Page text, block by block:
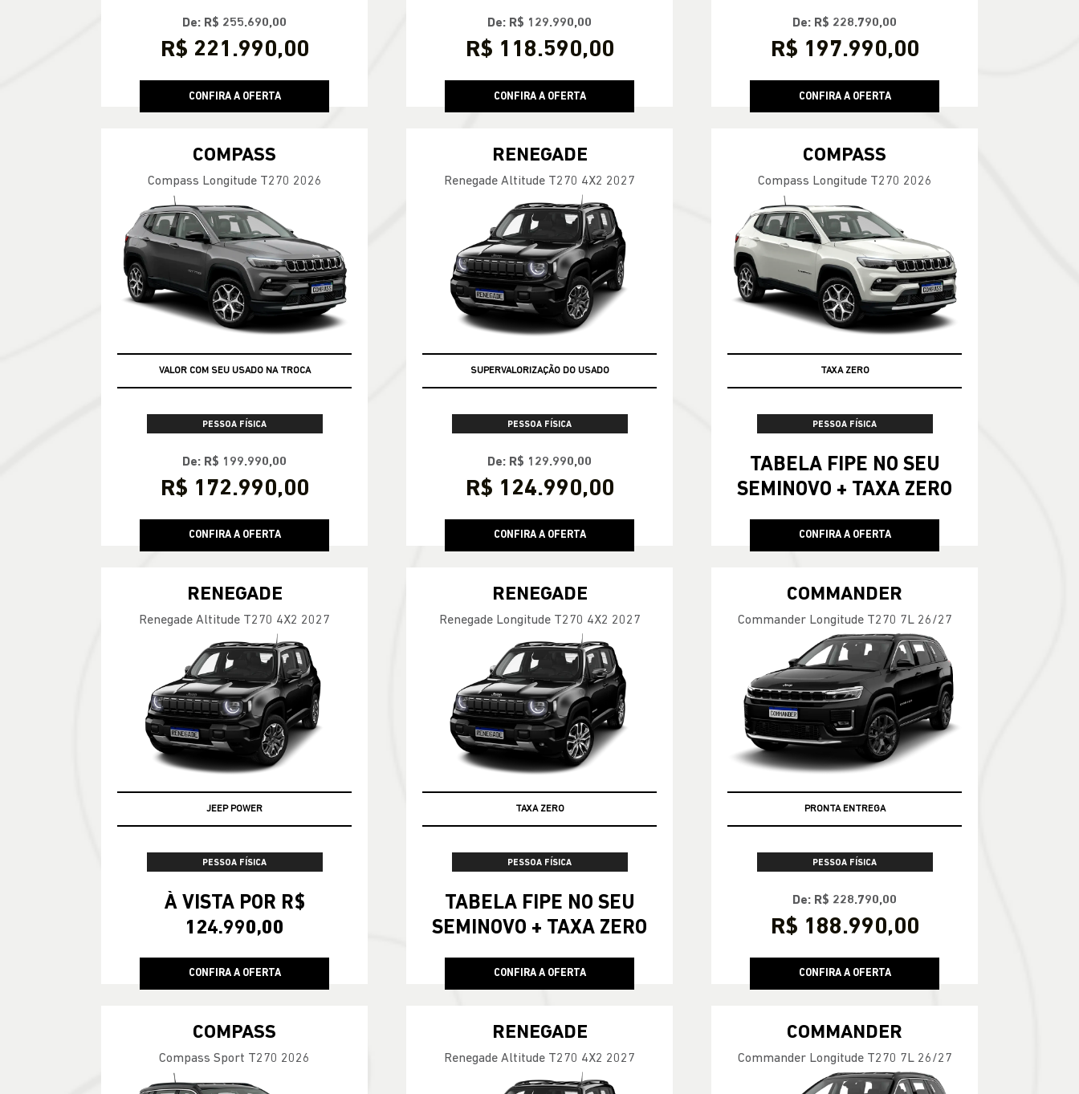
De: R$ 255.690,00
R$ 221.990,00
CONFIRA A OFERTA
De: R$ 129.990,00
R$ 118.590,00
CONFIRA A OFERTA
De: R$ 228.790,00
R$ 197.990,00
CONFIRA A OFERTA
COMPASS
Compass Longitude T270 2026
PESSOA FÍSICA
De: R$ 199.990,00
R$ 172.990,00
CONFIRA A OFERTA
RENEGADE
Renegade Altitude T270 4X2 2027
SUPERVALORIZAÇÃO DO USADO
PESSOA FÍSICA
De: R$ 129.990,00
R$ 124.990,00
CONFIRA A OFERTA
COMPASS
Compass Longitude T270 2026
PESSOA FÍSICA
TABELA FIPE NO SEU
SEMINOVO + TAXA ZERO
CONFIRA A OFERTA
RENEGADE
Renegade Altitude T270 4X2 2027
JEEP POWER
PESSOA FÍSICA
À VISTA POR R$
124.990,00
CONFIRA A OFERTA
RENEGADE
Renegade Longitude T270 4X2 2027
PESSOA FÍSICA
TABELA FIPE NO SEU
SEMINOVO + TAXA ZERO
CONFIRA A OFERTA
COMMANDER
Commander Longitude T270 7L 26/27
PRONTA ENTREGA
PESSOA FÍSICA
De: R$ 228.790,00
R$ 188.990,00
CONFIRA A OFERTA
COMPASS
Compass Sport T270 2026
RENEGADE
Renegade Altitude T270 4X2 2027
COMMANDER
Commander Longitude T270 7L 26/27